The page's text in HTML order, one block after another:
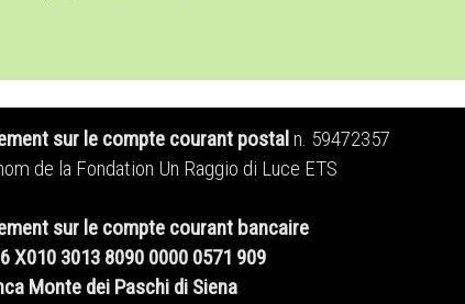
sur le compte courant postal n. 59472357
de la Fondation Un Raggio di Luce ETS
sur le compte courant bancaire
X010 3013 8090 0000 0571 909
Monte dei Paschi di Siena